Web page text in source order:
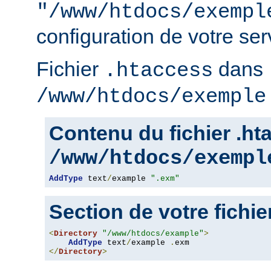
"/www/htdocs/
configuration de votre
Fichier .htaccess dans
/www/htdocs/exemple
Contenu du fichier
/www/htdocs/
AddType text/example ".exm"
Section de votre
<Directory "/www/htdocs/example">
AddType text/example .
</Directory>